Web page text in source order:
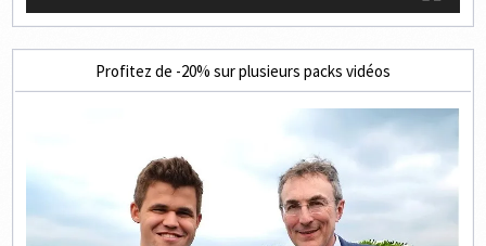
Profitez de -20% sur plusieurs packs vidéos